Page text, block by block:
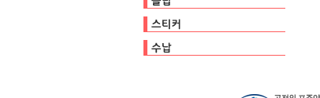
E-clips
P-clips
other clips
다이어리씰
스티커마르쉐
기타